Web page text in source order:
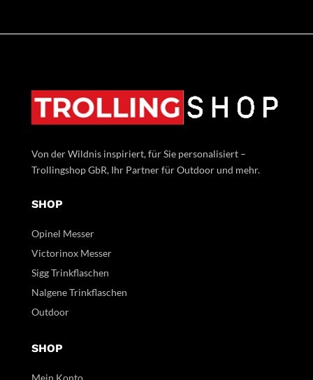
Von der Wildnis inspiriert, für Sie personalisiert –
Trollingshop GbR, Ihr Partner für Outdoor und mehr.
SHOP
Opinel Messer
Victorinox Messer
Sigg Trinkflaschen
Nalgene Trinkflaschen
Outdoor
SHOP